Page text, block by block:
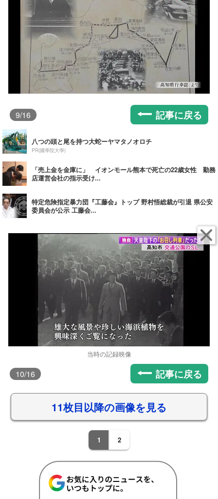
9/16 記事に戻る
八つの頭と尾を持つ大蛇ーヤマタノオロチ
PR(國學院大學)
「売上金を金庫に」 イオンモール熊本で死亡の22歳女性 勤務
店運営会社の指示受け...
特定危険指定暴力団『工藤会』トップ 野村悟総裁が引退 県公安
委員会が公示 工藤会...
当時の記録映像
10/16 記事に戻る
11枚目以降の画像を見る
1 2